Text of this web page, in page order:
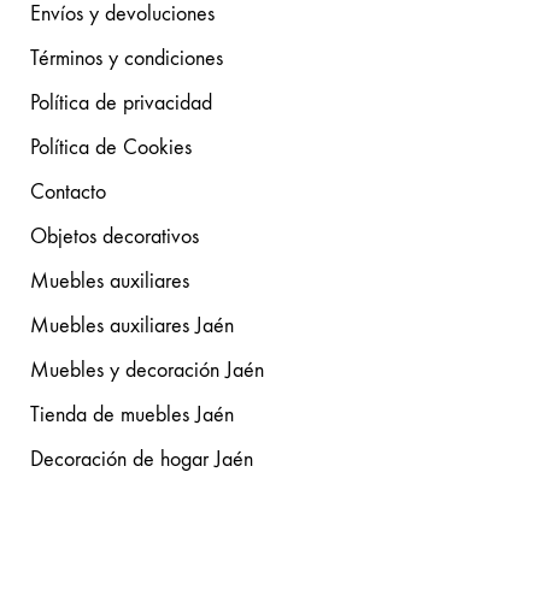
Envíos y devoluciones
Términos y condiciones
Política de privacidad
Política de Cookies
Contacto
Objetos decorativos
Muebles auxiliares
Muebles auxiliares Jaén
Muebles y decoración Jaén
Tienda de muebles Jaén
Decoración de hogar Jaén